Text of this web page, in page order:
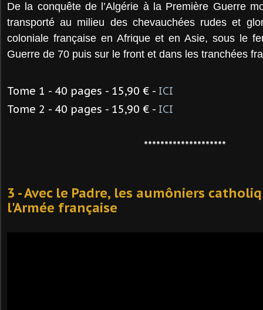
De la conquête de l’Algérie à la Première Guerre
transporté au milieu des chevauchées rudes et
coloniale française en Afrique et en Asie, sous le
Guerre de 70 puis sur le front et dans les tranchées
Tome 1 - 40 pages - 15,90 € - ICI
Tome 2 - 40 pages - 15,90 € - ICI
********************
3 - Avec le Padre, les aumôniers
l'Armée française